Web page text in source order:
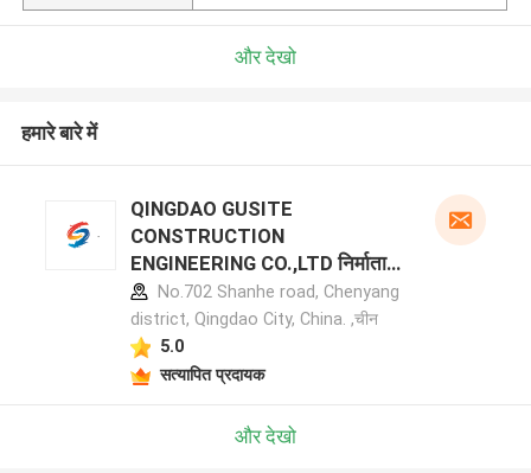
और देखो
हमारे बारे में
QINGDAO GUSITE
CONSTRUCTION
ENGINEERING CO.,LTD निर्माता
प्रोफ़ाइलNo.702 Shanhe road, Chenyang
district, Qingdao City, China. ,चीन
5.0
सत्यापित प्रदायक
और देखो